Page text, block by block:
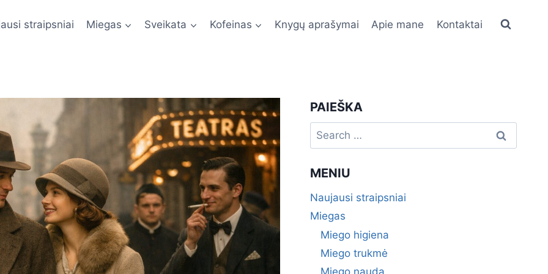
straipsniai Miegas Sveikata Kofeinas Knygų aprašymai Apie mane Kontaktai
PAIEŠKA
Search
for:
MENIU
Naujausi straipsniai
Miegas
Miego higiena
Miego trukmė